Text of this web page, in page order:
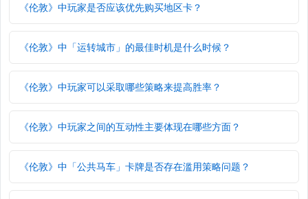
《伦敦》中玩家是否应该优先购买地区卡？
《伦敦》中「运转城市」的最佳时机是什么时候？
《伦敦》中玩家可以采取哪些策略来提高胜率？
《伦敦》中玩家之间的互动性主要体现在哪些方面？
《伦敦》中「公共马车」卡牌是否存在滥用策略问题？